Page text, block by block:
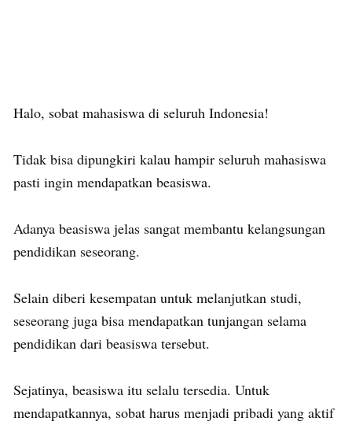
Halo, sobat mahasiswa di seluruh Indonesia!
Tidak bisa dipungkiri kalau hampir seluruh mahasiswa
pasti ingin mendapatkan beasiswa.
Adanya beasiswa jelas sangat membantu kelangsungan
pendidikan seseorang.
Selain diberi kesempatan untuk melanjutkan studi,
seseorang juga bisa mendapatkan tunjangan selama
pendidikan dari beasiswa tersebut.
Sejatinya, beasiswa itu selalu tersedia. Untuk
mendapatkannya, sobat harus menjadi pribadi yang aktif